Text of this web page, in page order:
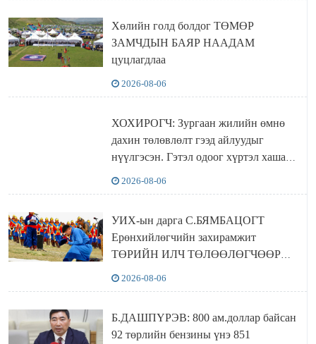
Хөлийн голд болдог ТӨМӨР
ЗАМЧДЫН БАЯР НААДАМ
цуцлагдлаа
2026-08-06
ХОХИРОГЧ: Зургаан жилийн өмнө
дахин төлөвлөлт гээд айлуудыг
нүүлгэсэн. Гэтэл одоог хүртэл хашаа
2026-08-06
УИХ-ын дарга С.БЯМБАЦОГТ
Ерөнхийлөгчийн захирамжит
ТӨРИЙН ИЛЧ ТӨЛӨӨЛӨГЧӨӨР
2026-08-06
Б.ДАШПҮРЭВ: 800 ам.доллар байсан
92 төрлийн бензины үнэ 851